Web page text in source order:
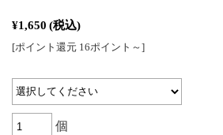
¥1,650 (税込)
[ポイント還元 16ポイント～]
個